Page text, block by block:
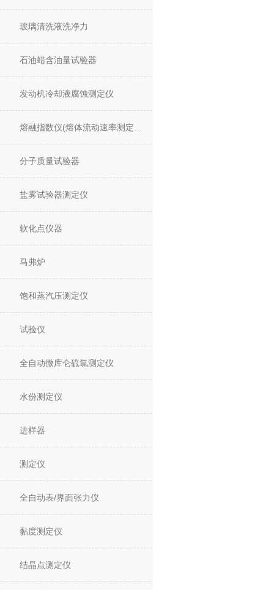
玻璃清洗液洗净力
石油蜡含油量试验器
发动机冷却液腐蚀测定仪
分子质量试验器
盐雾试验器测定仪
软化点仪器
马弗炉
饱和蒸汽压测定仪
试验仪
全自动微库仑硫氯测定仪
水份测定仪
进样器
测定仪
全自动表/界面张力仪
黏度测定仪
结晶点测定仪